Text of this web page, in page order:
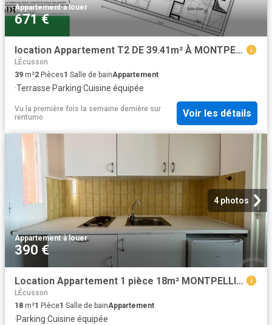
Appartement·à louer
671 €
location Appartement T2 DE 39.41m² À MONTPELLIER
LÉcusson
39 m²2 Pièces1 Salle de bainAppartement
·Terrasse·Parking·Cuisine équipée
Vu la première fois la semaine dernière sur
rentumo
Voir les détails
4 photos
Appartement·à louer
390 €
Location Appartement 1 pièce 18m² MONTPELLIER 34090
LÉcusson
18 m²1 Pièce1 Salle de bainAppartement
·Parking·Cuisine équipée